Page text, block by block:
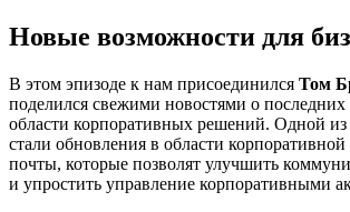
Новые возможности для
В этом эпизоде к нам присоединился Том
поделился свежими новостями о последних
области корпоративных решений. Одной
стали обновления в области
почты, которые позволят улучшить
и упростить управление корпоративными